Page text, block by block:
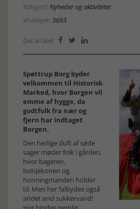
Kategori:Nyheder og aktiviteter
Visninger:3693
Del artikel:   
Spøttrup Borg byder
velkommen til Historisk
Marked, hvor Borgen vil
emme af hygge, da
godtfolk fra nær og
fjern har indtaget
Borgen.
Den herlige duft af søde
sager møder folk i gården,
hvor bageren,
bolsjekonen og
honningmanden holder
til. Men her falbydes også
andet end sukkervand!